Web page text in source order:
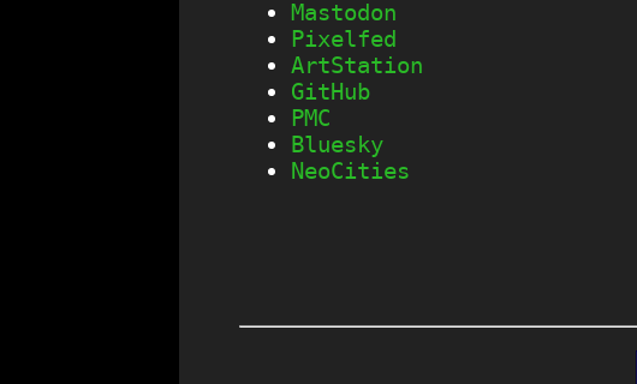
Mastodon
Pixelfed
ArtStation
GitHub
PMC
Bluesky
NeoСities